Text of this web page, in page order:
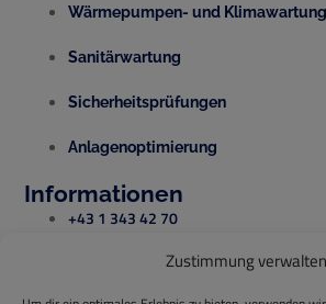
Zustimmung verwalten
Wärmepumpen- und Klimawartung
Sanitärwartung
Sicherheitsprüfungen
Anlagenoptimierung
Informationen
+43 1 343 42 70
office@temperis.at